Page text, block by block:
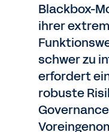
Blackbox-
ihrer
schwer zu
erfordert
robuste